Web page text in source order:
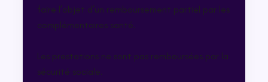
faire l’objet d’un remboursement partiel par les
complémentaires santé.
Les prestations ne sont pas remboursées par la
sécurité sociale.